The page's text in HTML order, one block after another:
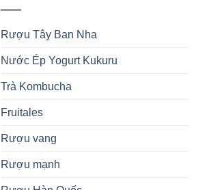
Rượu Tây Ban Nha
Nước Ép Yogurt Kukuru
Trà Kombucha
Fruitales
Rượu vang
Rượu mạnh